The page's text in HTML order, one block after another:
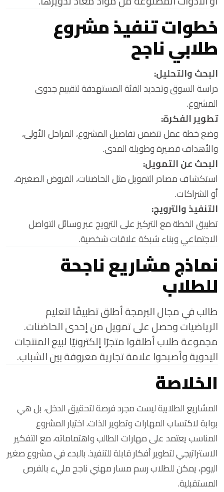
خطوات تنفيذ مشروع
طلابي ناجح
البحث والتحليل:
دراسة السوق وتحديد الفئة المستهدفة لتقييم جدوى
المشروع.
تطوير الفكرة:
وضع خطة عمل تتضمن تفاصيل المشروع، المراحل الأولى،
والأهداف قصيرة وطويلة المدى.
البحث عن التمويل:
استكشاف مصادر التمويل مثل الحاضنات، القروض الصغيرة،
أو الشراكات.
التنفيذ والترويج:
تطبيق الخطة مع التركيز على الترويج عبر وسائل التواصل
الاجتماعي وبناء شبكة علاقات شخصية.
نماذج مشاريع ناجحة
للطلاب
طالب في مجال البرمجة أطلق تطبيقًا لتعليم
الرياضيات وحصل على تمويل من إحدى الحاضنات.
مجموعة طلاب أطلقوا متجرًا إلكترونيًا لبيع المنتجات
اليدوية وأصبحوا علامة تجارية معروفة بين الشباب.
الخلاصة
المشاريع الطلابية ليست مجرد فرصة لتحقيق الدخل، بل هي
بوابة لاكتساب المهارات وتطوير الذات. اختيار المشروع
المناسب يعتمد على مهارات الطالب واهتماماته، مع التفكير
الاستراتيجي لتطوير أفكار قابلة للتنفيذ. بالبدء في مشروع صغير
اليوم، يمكن للطلاب رسم مسار مهني ناجح مليء بالفرص
المستقبلية.